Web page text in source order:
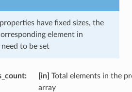
have fixed sizes, the
element in
need to be set
: [in] Total elements in the
array